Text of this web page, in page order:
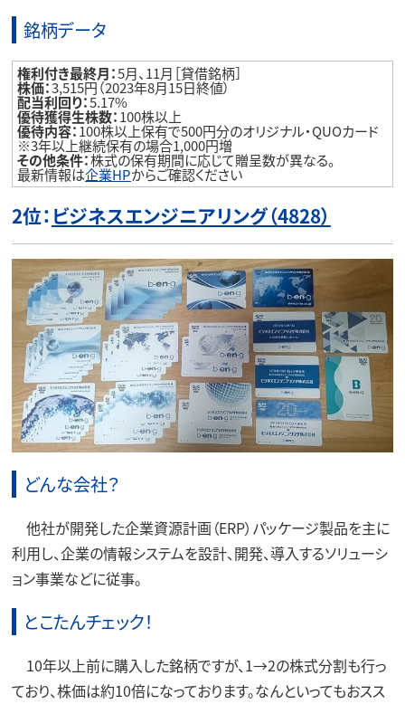
銘柄データ
権利付き最終月：5月、11月［貸借銘柄］
株価：3,515円（2023年8月15日終値）
配当利回り：5.17%
優待獲得生株数：100株以上
優待内容：100株以上保有で500円分のオリジナル・QUOカード
※3年以上継続保有の場合1,000円増
その他条件：株式の保有期間に応じて贈呈数が異なる。
最新情報は企業HPからご確認ください
2位： ビジネスエンジニアリング（4828）
どんな会社？
他社が開発した企業資源計画（ERP）パッケージ製品を主に
利用し、企業の情報システムを設計、開発、導入するソリューシ
ョン事業などに従事。
とこたんチェック！
10年以上前に購入した銘柄ですが、1→2の株式分割も行っ
ており、株価は約10倍になっております。なんといってもおスス